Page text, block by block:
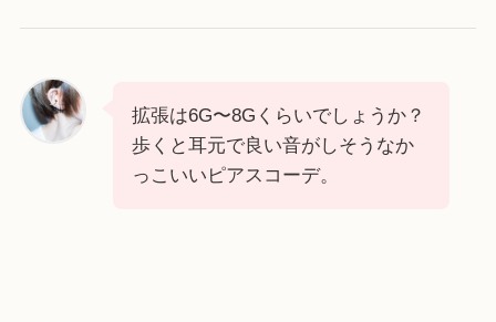
拡張は6G〜8Gくらいでしょうか？
歩くと耳元で良い音がしそうなか
っこいいピアスコーデ。